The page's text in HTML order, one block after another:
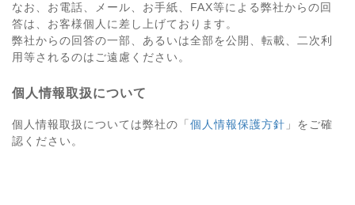
なお、お電話、メール、お手紙、FAX等による弊社からの回
答は、お客様個人に差し上げております。
弊社からの回答の一部、あるいは全部を公開、転載、二次利
用等されるのはご遠慮ください。
個人情報取扱について
個人情報取扱については弊社の「 個人情報保護方針 」をご確
認ください。